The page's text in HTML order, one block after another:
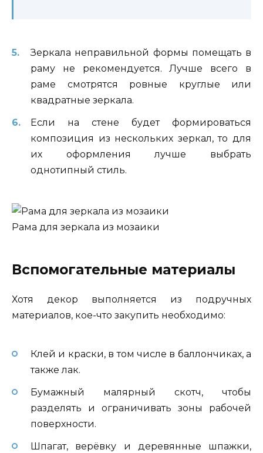
Зеркала неправильной формы помещать в
раму не рекомендуется. Лучше всего в
раме смотрятся ровные круглые или
квадратные зеркала.
Если на стене будет формироваться
композиция из нескольких зеркал, то для
их оформления лучше выбрать
однотипный стиль.
Рама для зеркала из мозаики
Вспомогательные материалы
Хотя декор выполняется из подручных
материалов, кое-что закупить необходимо:
Клей и краски, в том числе в баллончиках, а
также лак.
Бумажный малярный скотч, чтобы
разделять и ограничивать зоны рабочей
поверхности.
Шпагат, верёвку и деревянные шпажки,